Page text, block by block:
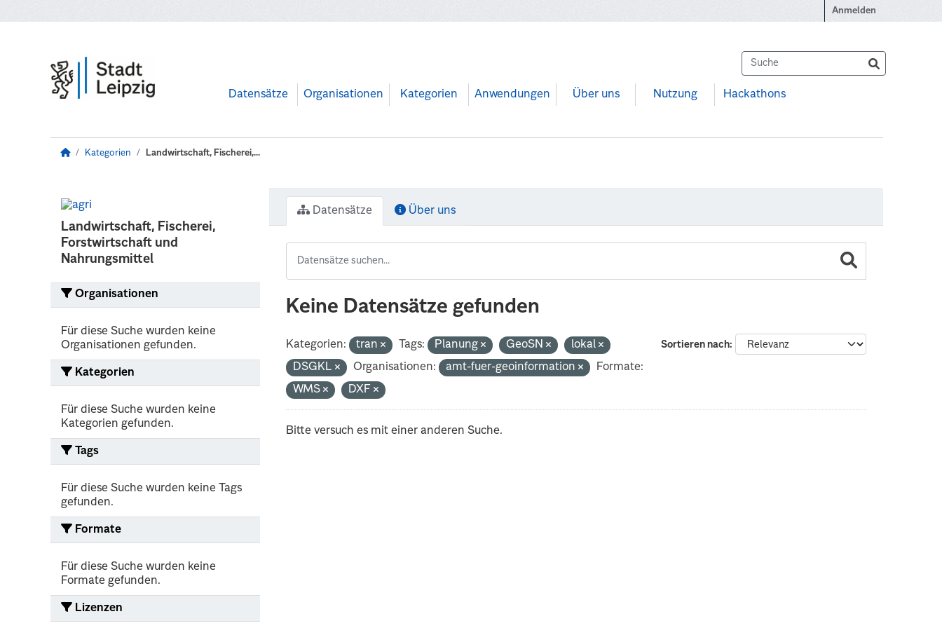
Anmelden
Datensätze Organisationen Kategorien Anwendungen Über uns Nutzung Hackathons
Kategorien Landwirtschaft, Fischerei,...
Landwirtschaft, Fischerei,
Forstwirtschaft und
Nahrungsmittel
Organisationen
Für diese Suche wurden keine
Organisationen gefunden.
Kategorien
Für diese Suche wurden keine
Kategorien gefunden.
Tags
Für diese Suche wurden keine Tags
gefunden.
Formate
Für diese Suche wurden keine
Formate gefunden.
Lizenzen
Datensätze Über uns
Keine Datensätze gefunden
Sortieren nach
Kategorien: tran Tags: Planung GeoSN
lokal
DSGKL
Organisationen: amt-fuer-geoinformation
Formate:
WMS
DXF
Bitte versuch es mit einer anderen Suche.